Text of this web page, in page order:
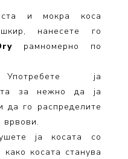
и мокра коса
нанесете го
рамномерно по
ја
за нежно да ја
да го распределите
врвови.
ја косата со
косата станува